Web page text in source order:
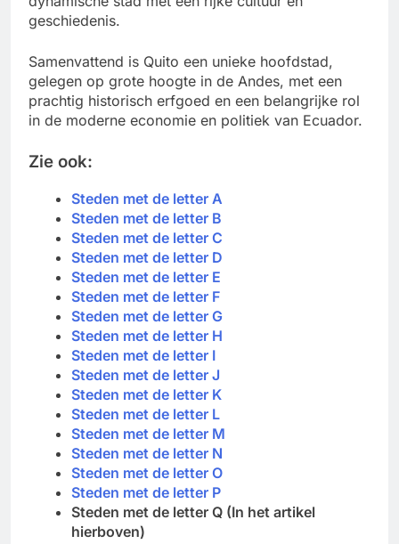
geschiedenis.
Samenvattend is Quito een unieke hoofdstad,
gelegen op grote hoogte in de Andes, met een
prachtig historisch erfgoed en een belangrijke rol
in de moderne economie en politiek van Ecuador.
Zie ook:
Steden met de letter A
Steden met de letter B
Steden met de letter C
Steden met de letter D
Steden met de letter E
Steden met de letter F
Steden met de letter G
Steden met de letter H
Steden met de letter I
Steden met de letter J
Steden met de letter K
Steden met de letter L
Steden met de letter M
Steden met de letter N
Steden met de letter O
Steden met de letter P
Steden met de letter Q (In het artikel
hierboven)